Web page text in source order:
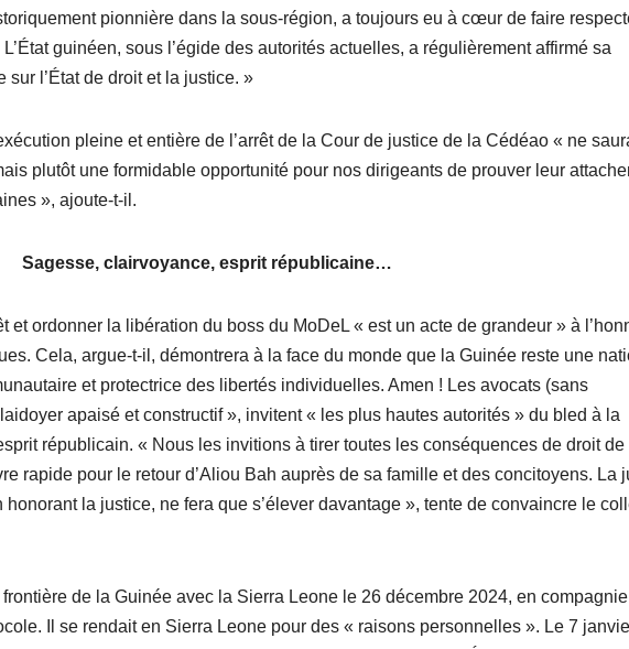
pionnière dans la sous-région, a toujours eu à cœur de faire
guinéen, sous l’égide des autorités actuelles, a régulièrement affirmé sa
l’État de droit et la justice. »
pleine et entière de l’arrêt de la Cour de justice de la Cédéao « ne
plutôt une formidable opportunité pour nos dirigeants de prouver leur
», ajoute-t-il.
Sagesse, clairvoyance, esprit républicaine…
et ordonner la libération du boss du MoDeL « est un acte de grandeur » à
Cela, argue-t-il, démontrera à la face du monde que la Guinée reste une
et protectrice des libertés individuelles. Amen ! Les avocats (sans
apaisé et constructif », invitent « les plus hautes autorités » du bled à la
républicain. « Nous les invitions à tirer toutes les conséquences de droit de
rapide pour le retour d’Aliou Bah auprès de sa famille et des concitoyens. La
la justice, ne fera que s’élever davantage », tente de convaincre le
de la Guinée avec la Sierra Leone le 26 décembre 2024, en
Il se rendait en Sierra Leone pour des « raisons personnelles ». Le 7